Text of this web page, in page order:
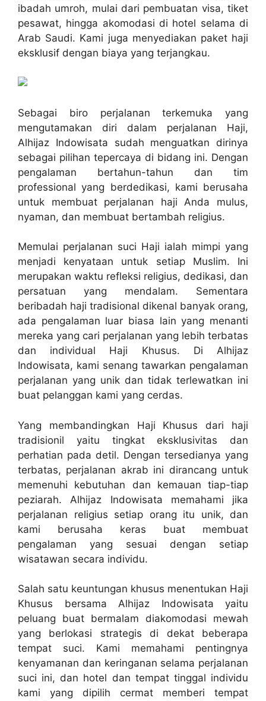
ibadah umroh, mulai dari pembuatan visa, tiket
pesawat, hingga akomodasi di hotel selama di
Arab Saudi. Kami juga menyediakan paket haji
eksklusif dengan biaya yang terjangkau.
Sebagai biro perjalanan terkemuka yang
mengutamakan diri dalam perjalanan Haji,
Alhijaz Indowisata sudah menguatkan dirinya
sebagai pilihan tepercaya di bidang ini. Dengan
pengalaman bertahun-tahun dan tim
professional yang berdedikasi, kami berusaha
untuk membuat perjalanan haji Anda mulus,
nyaman, dan membuat bertambah religius.
Memulai perjalanan suci Haji ialah mimpi yang
menjadi kenyataan untuk setiap Muslim. Ini
merupakan waktu refleksi religius, dedikasi, dan
persatuan yang mendalam. Sementara
beribadah haji tradisional dikenal banyak orang,
ada pengalaman luar biasa lain yang menanti
mereka yang cari perjalanan yang lebih terbatas
dan individual Haji Khusus. Di Alhijaz
Indowisata, kami senang tawarkan pengalaman
perjalanan yang unik dan tidak terlewatkan ini
buat pelanggan kami yang cerdas.
Yang membandingkan Haji Khusus dari haji
tradisionil yaitu tingkat eksklusivitas dan
perhatian pada detil. Dengan tersedianya yang
terbatas, perjalanan akrab ini dirancang untuk
memenuhi kebutuhan dan kemauan tiap-tiap
peziarah. Alhijaz Indowisata memahami jika
perjalanan religius setiap orang itu unik, dan
kami berusaha keras buat membuat
pengalaman yang sesuai dengan setiap
wisatawan secara individu.
Salah satu keuntungan khusus menentukan Haji
Khusus bersama Alhijaz Indowisata yaitu
peluang buat bermalam diakomodasi mewah
yang berlokasi strategis di dekat beberapa
tempat suci. Kami memahami pentingnya
kenyamanan dan keringanan selama perjalanan
suci ini, dan hotel dan tempat tinggal individu
kami yang dipilih cermat memberi tempat